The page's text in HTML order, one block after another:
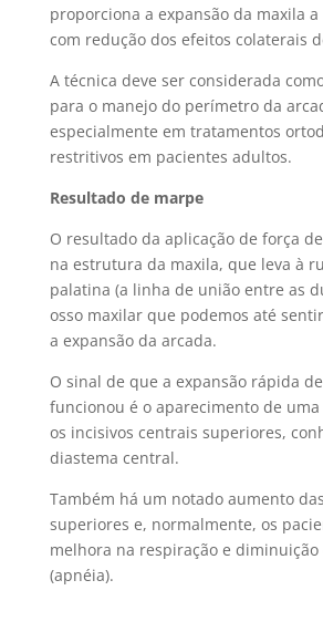
proporciona a expansão da maxila
com redução dos efeitos colaterais
A técnica deve ser considerada
para o manejo do perímetro da
especialmente em tratamentos
restritivos em pacientes adultos.
Resultado de marpe
O resultado da aplicação de força
na estrutura da maxila, que leva à
palatina (a linha de união entre as
osso maxilar que podemos até
a expansão da arcada.
O sinal de que a expansão rápida
funcionou é o aparecimento de
os incisivos centrais superiores,
diastema central.
Também há um notado aumento
superiores e, normalmente, os
melhora na respiração e diminuição
(apnéia).